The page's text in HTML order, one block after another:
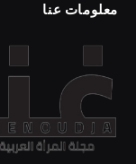
معلومات عنا